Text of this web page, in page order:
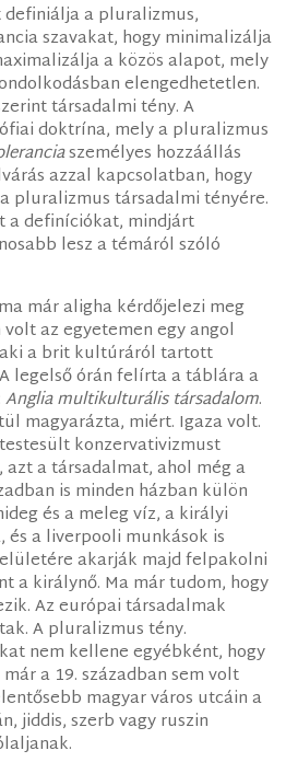
a pluralizmus,
szavakat, hogy minimalizálja
a közös alapot, mely
elengedhetetlen.
társadalmi tény. A
doktrína, mely a pluralizmus
személyes hozzáállás
azzal kapcsolatban, hogy
pluralizmus társadalmi tényére.
a definíciókat, mindjárt
lesz a témáról szóló
már aligha kérdőjelezi meg
az egyetemen egy angol
a brit kultúráról tartott
legelső órán felírta a táblára a
Anglia multikulturális társadalom.
magyarázta, miért. Igaza volt.
konzervativizmust
a társadalmat, ahol még a
is minden házban külön
és a meleg víz, a királyi
és a liverpooli munkások is
akarják majd felpakolni
a királynő. Ma már tudom, hogy
Az európai társadalmak
A pluralizmus tény.
nem kellene egyébként, hogy
a 19. században sem volt
magyar város utcáin a
jiddis, szerb vagy ruszin